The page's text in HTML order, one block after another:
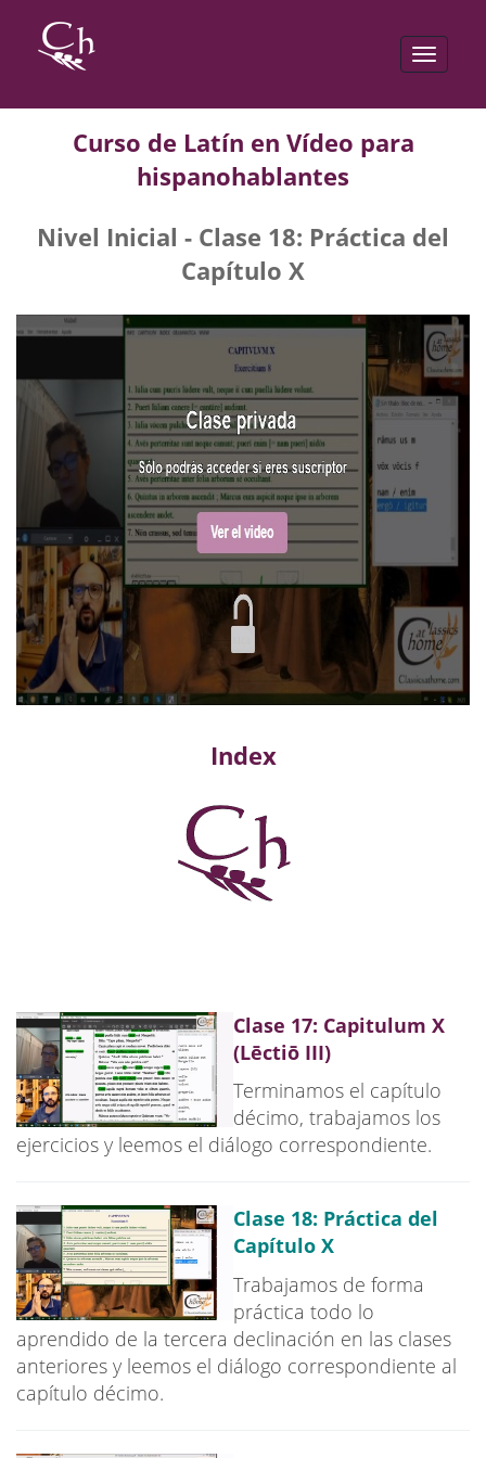
Toggle
Curso de Latín en Vídeo para
hispanohablantes
Nivel Inicial - Clase 18: Práctica del
Capítulo X
Index
Clase 17: Capitulum X
(Lēctiō III)
Terminamos el capítulo
décimo, trabajamos los
ejercicios y leemos el diálogo correspondiente.
Clase 18: Práctica del
Capítulo X
Trabajamos de forma
práctica todo lo
aprendido de la tercera declinación en las clases
anteriores y leemos el diálogo correspondiente al
capítulo décimo.